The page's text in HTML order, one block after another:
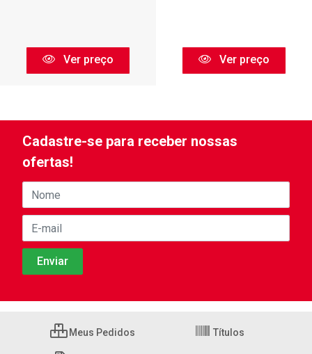
Ver preço Ver preço
Cadastre-se para receber nossas
ofertas!
Meus Pedidos Títulos